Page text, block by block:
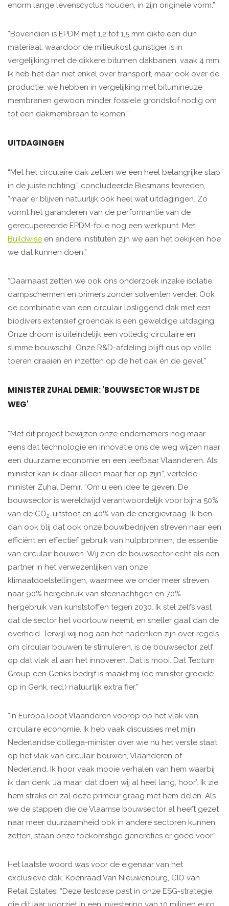
enorm lange levenscyclus houden, in zijn originele vorm.”
“Bovendien is EPDM met 1,2 tot 1,5 mm dikte een dun
materiaal, waardoor de milieukost gunstiger is in
vergelijking met de dikkere bitumen dakbanen, vaak 4 mm.
Ik heb het dan niet enkel over transport, maar ook over de
productie: we hebben in vergelijking met bitumineuze
membranen gewoon minder fossiele grondstof nodig om
tot een dakmembraan te komen.”
UITDAGINGEN
“Met het circulaire dak zetten we een heel belangrijke stap
in de juiste richting,” concludeerde Biesmans tevreden,
“maar er blijven natuurlijk ook heel wat uitdagingen. Zo
vormt het garanderen van de performantie van de
gerecupereerde EPDM-folie nog een werkpunt. Met
Buildwise en andere instituten zijn we aan het bekijken hoe
we dat kunnen doen.”
“Daarnaast zetten we ook ons onderzoek inzake isolatie,
dampschermen en primers zonder solventen verder. Ook
de combinatie van een circulair losliggend dak met een
biodivers extensief groendak is een geweldige uitdaging.
Onze droom is uiteindelijk een volledig circulaire en
slimme bouwschil. Onze R&D-afdeling blijft dus op volle
toeren draaien en inzetten op de het dak én de gevel.”
MINISTER ZUHAL DEMIR: 'BOUWSECTOR WIJST DE
WEG'
“Met dit project bewijzen onze ondernemers nog maar
eens dat technologie en innovatie ons de weg wijzen naar
een duurzame economie en een leefbaar Vlaanderen. Als
minister kan ik daar alleen maar fier op zijn”, vertelde
minister Zuhal Demir. “Om u een idee te geven. De
bouwsector is wereldwijd verantwoordelijk voor bijna 50%
van de CO2-uitstoot en 40% van de energievraag. Ik ben
dan ook blij dat ook onze bouwbedrijven streven naar een
efficiënt en effectief gebruik van hulpbronnen, de essentie
van circulair bouwen. Wij zien de bouwsector echt als een
partner in het verwezenlijken van onze
klimaatdoelstellingen, waarmee we onder meer streven
naar 90% hergebruik van steenachtigen en 70%
hergebruik van kunststoffen tegen 2030. Ik stel zelfs vast
dat de sector het voortouw neemt, en sneller gaat dan de
overheid. Terwijl wij nog aan het nadenken zijn over regels
om circulair bouwen te stimuleren, is de bouwsector zelf
op dat vlak al aan het innoveren. Dat is mooi. Dat Tectum
Group een Genks bedrijf is maakt mij (de minister groeide
op in Genk, red.) natuurlijk extra fier.”
“In Europa loopt Vlaanderen voorop op het vlak van
circulaire economie. Ik heb vaak discussies met mijn
Nederlandse collega-minister over wie nu het verste staat
op het vlak van circulair bouwen, Vlaanderen of
Nederland. Ik hoor vaak mooie verhalen van hem waarbij
ik dan denk ‘Ja maar, dat doen wij al heel lang, hoor’. Ik zie
hem straks en zal deze primeur graag met hem delen. Als
we de stappen die de Vlaamse bouwsector al heeft gezet
naar meer duurzaamheid ook in andere sectoren kunnen
zetten, staan onze toekomstige genereties er goed voor.”
Het laatste woord was voor de eigenaar van het
exclusieve dak. Koenraad Van Nieuwenburg, CIO van
Retail Estates: “Deze testcase past in onze ESG-strategie,